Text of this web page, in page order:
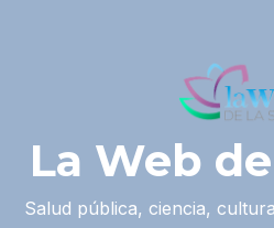
La Web
Salud pública, ciencia,